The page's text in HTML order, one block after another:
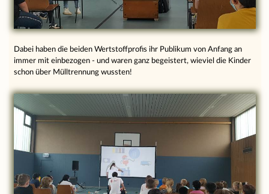
Dabei haben die beiden Wertstoffprofis ihr Publikum von Anfang an
immer mit einbezogen - und waren ganz begeistert, wieviel die Kinder
schon über Mülltrennung wussten!